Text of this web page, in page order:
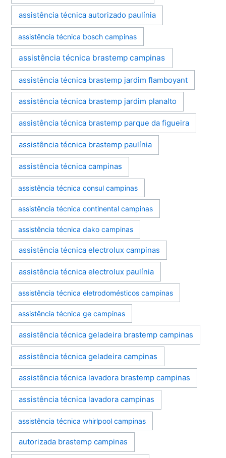
assistência técnica autorizado paulínia
assistência técnica bosch campinas
assistência técnica brastemp campinas
assistência técnica brastemp jardim flamboyant
assistência técnica brastemp jardim planalto
assistência técnica brastemp parque da figueira
assistência técnica brastemp paulínia
assistência técnica campinas
assistência técnica consul campinas
assistência técnica continental campinas
assistência técnica dako campinas
assistência técnica electrolux campinas
assistência técnica electrolux paulínia
assistência técnica eletrodomésticos campinas
assistência técnica ge campinas
assistência técnica geladeira brastemp campinas
assistência técnica geladeira campinas
assistência técnica lavadora brastemp campinas
assistência técnica lavadora campinas
assistência técnica whirlpool campinas
autorizada brastemp campinas